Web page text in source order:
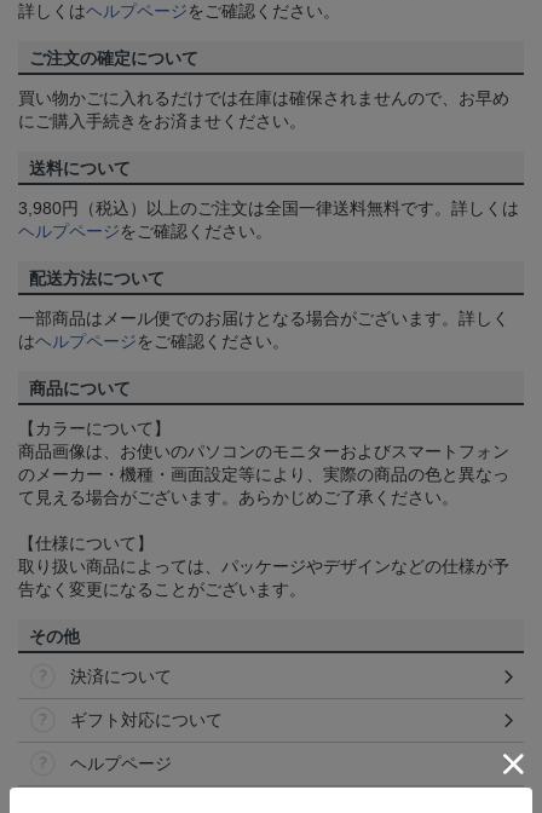
詳しくはヘルプページをご確認ください。
ご注文の確定について
買い物かごに入れるだけでは在庫は確保されませんので、お早め
にご購入手続きをお済ませください。
送料について
3,980円（税込）以上のご注文は全国一律送料無料です。詳しくは
ヘルプページをご確認ください。
配送方法について
一部商品はメール便でのお届けとなる場合がございます。詳しく
はヘルプページをご確認ください。
商品について
【カラーについて】
商品画像は、お使いのパソコンのモニターおよびスマートフォン
のメーカー・機種・画面設定等により、実際の商品の色と異なっ
て見える場合がございます。あらかじめご了承ください。
【仕様について】
取り扱い商品によっては、パッケージやデザインなどの仕様が予
告なく変更になることがございます。
その他
決済について
ギフト対応について
ヘルプページ